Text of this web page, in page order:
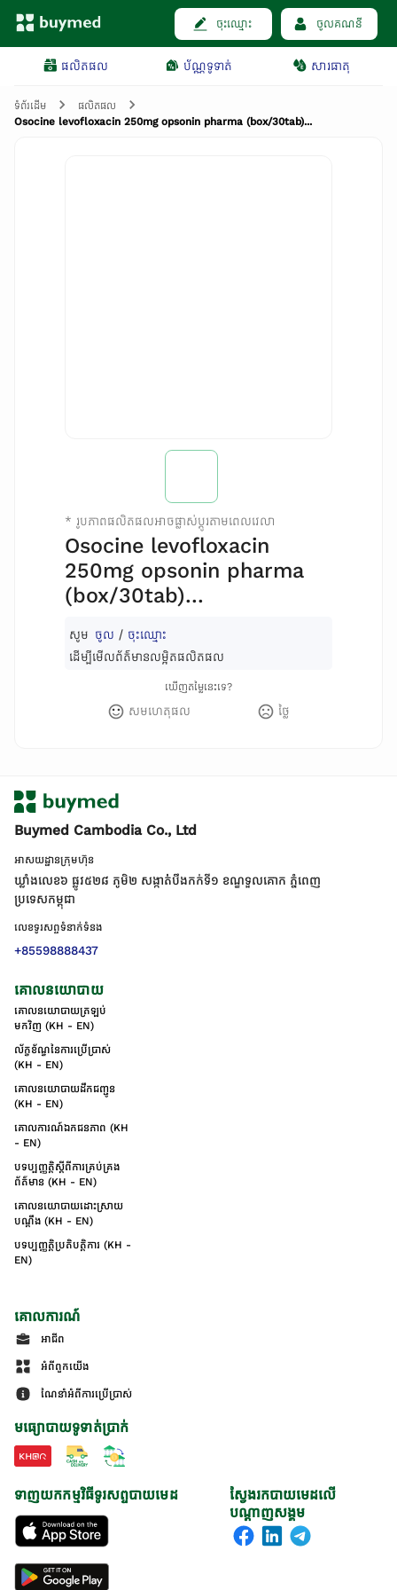
ចុះឈ្មោះ ចូលគណនី
ផលិតផល ប័ណ្ណទូទាត់ សារធាតុ
ទំព័រដើម
ផលិតផល
Osocine levofloxacin 250mg opsonin pharma (box/30tab)...
* រូបភាពផលិតផលអាចផ្លាស់ប្តូរតាមពេលវេលា
Osocine levofloxacin
250mg opsonin pharma
(box/30tab)...
សូម ចូល / ចុះឈ្មោះ
ដើម្បីមើលព័ត៌មានលម្អិតផលិតផល
ឃើញតម្លៃនេះទេ?
សមហេតុផល ថ្លៃ
Buymed Cambodia Co., Ltd
អាសយដ្ឋានក្រុមហ៊ុន
ឃ្លាំងលេខ៦ ផ្លូវ៥២៨ ភូមិ២ សង្កាត់់បឹងកក់ទី១ ខណ្ឌទួលគោក ភ្នំពេញ
ប្រទេសកម្ពុជា
លេខទូរសព្ទទំនាក់ទំនង
+85598888437
គោលនយោបាយ
គោលនយោបាយត្រឡប់
មកវិញ (KH - EN)
ល័ក្ខខ័ណ្ឌនៃការប្រើប្រាស់
(KH - EN)
គោលនយោបាយដឹកជញ្ជូន
(KH - EN)
គោលការណ៍ឯកជនភាព (KH
- EN)
បទប្បញ្ញត្តិស្តីពីការគ្រប់គ្រង
ព័ត៌មាន (KH - EN)
គោលនយោបាយដោះស្រាយ
បណ្ដឹង (KH - EN)
បទប្បញ្ញត្តិប្រតិបត្តិការ (KH -
EN)
គោលការណ៍
អាជីព
អំពីពួកយើង
ណែនាំអំពីការប្រើប្រាស់
មធ្យោបាយទូទាត់ប្រាក់
ស្វែងរកបាយមេដលើ
បណ្តាញសង្គម
ទាញយកកម្មវិធីទូរសព្ទបាយមេដ